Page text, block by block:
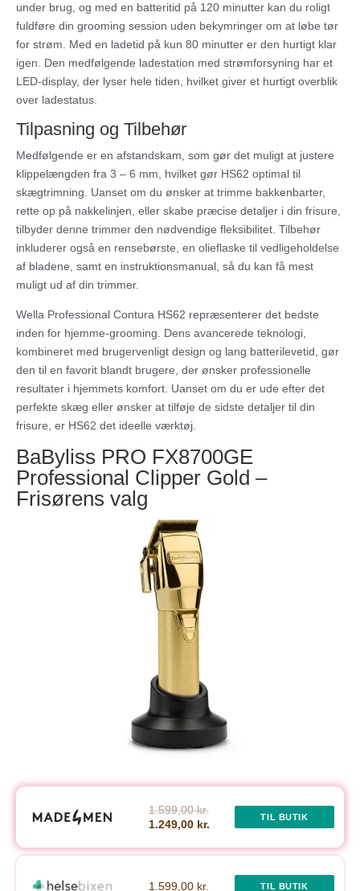
under brug, og med en batteritid på 120 minutter kan du roligt
fuldføre din grooming session uden bekymringer om at løbe tør
for strøm. Med en ladetid på kun 80 minutter er den hurtigt klar
igen. Den medfølgende ladestation med strømforsyning har et
LED-display, der lyser hele tiden, hvilket giver et hurtigt overblik
over ladestatus.
Tilpasning og Tilbehør
Medfølgende er en afstandskam, som gør det muligt at justere
klippelængden fra 3 – 6 mm, hvilket gør HS62 optimal til
skægtrimning. Uanset om du ønsker at trimme bakkenbarter,
rette op på nakkelinjen, eller skabe præcise detaljer i din frisure,
tilbyder denne trimmer den nødvendige fleksibilitet. Tilbehør
inkluderer også en rensebørste, en olieflaske til vedligeholdelse
af bladene, samt en instruktionsmanual, så du kan få mest
muligt ud af din trimmer.
Wella Professional Contura HS62 repræsenterer det bedste
inden for hjemme-grooming. Dens avancerede teknologi,
kombineret med brugervenligt design og lang batterilevetid, gør
den til en favorit blandt brugere, der ønsker professionelle
resultater i hjemmets komfort. Uanset om du er ude efter det
perfekte skæg eller ønsker at tilføje de sidste detaljer til din
frisure, er HS62 det ideelle værktøj.
BaByliss PRO FX8700GE
Professional Clipper Gold –
Frisørens valg
1.599,00 kr.
1.249,00 kr.
TIL BUTIK
1.599,00 kr. TIL BUTIK